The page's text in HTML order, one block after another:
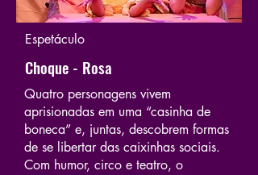
Espetáculo
Choque - Rosa
Quatro personagens vivem
aprisionadas em uma “casinha de
boneca” e, juntas, descobrem formas
de se libertar das caixinhas sociais.
Com humor, circo e teatro, o